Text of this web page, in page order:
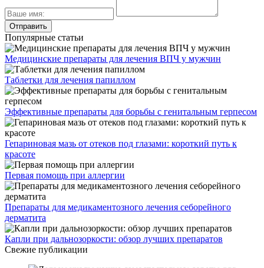
Популярные статьи
Медицинские препараты для лечения ВПЧ у мужчин
Таблетки для лечения папиллом
Эффективные препараты для борьбы с генитальным герпесом
Гепариновая мазь от отеков под глазами: короткий путь к
красоте
Первая помощь при аллергии
Препараты для медикаментозного лечения себорейного
дерматита
Капли при дальнозоркости: обзор лучших препаратов
Свежие публикации